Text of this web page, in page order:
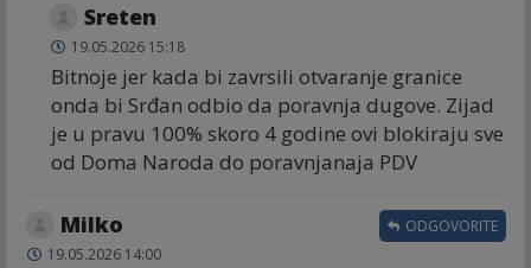
Sreten
19.05.2026 15:18
Bitnoje jer kada bi zavrsili otvaranje granice
onda bi Srđan odbio da poravnja dugove. Zijad
je u pravu 100% skoro 4 godine ovi blokiraju sve
od Doma Naroda do poravnjanaja PDV
Milko
19.05.2026 14:00
ODGOVORITE